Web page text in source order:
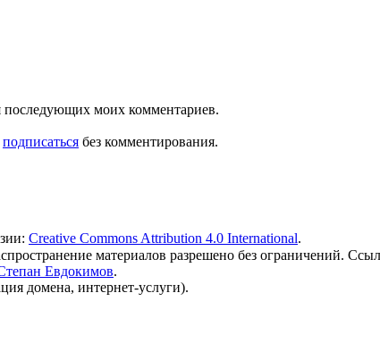
последующих моих комментариев.
подписаться без комментирования.
Creative Commons Attribution 4.0 International.
материалов разрешено без ограничений.
Евдокимов.
домена, интернет-услуги).